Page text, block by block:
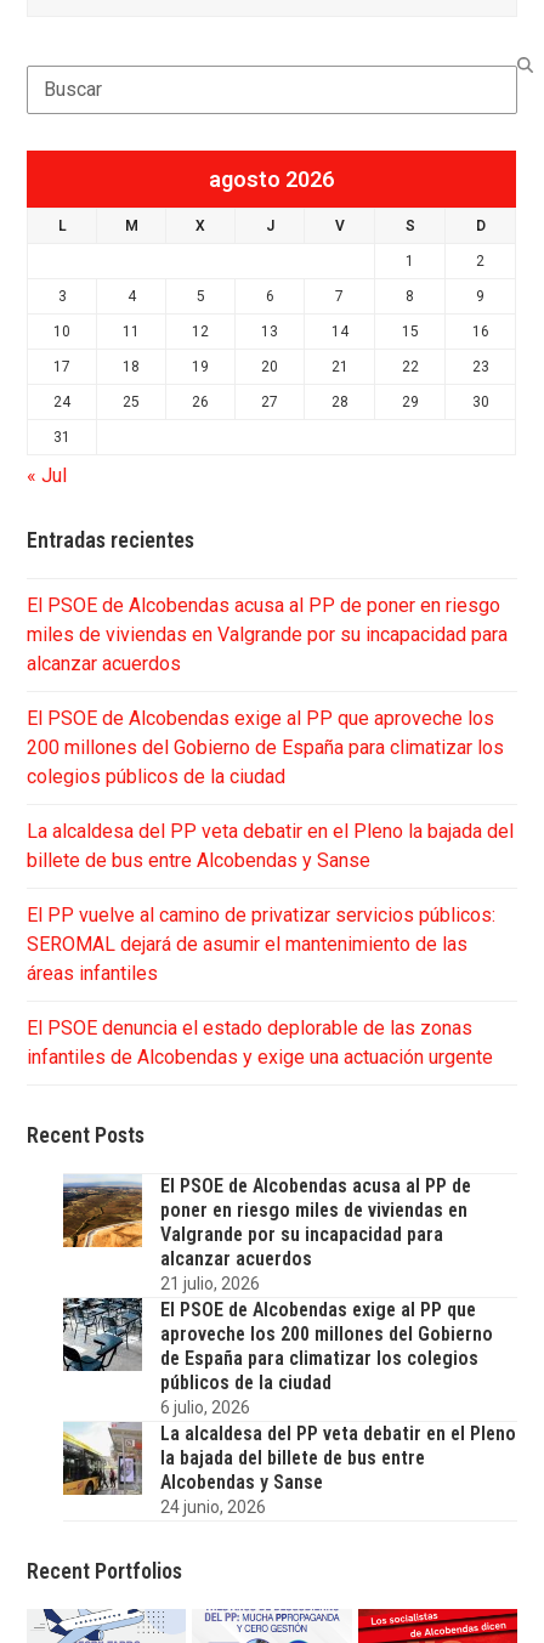
Search
agosto 2026
L M X J V S D
1 2
3 4 5 6 7 8 9
10 11 12 13 14 15 16
17 18 19 20 21 22 23
24 25 26 27 28 29 30
31
« Jul
Entradas recientes
El PSOE de Alcobendas acusa al PP de poner en riesgo
miles de viviendas en Valgrande por su incapacidad para
alcanzar acuerdos
El PSOE de Alcobendas exige al PP que aproveche los
200 millones del Gobierno de España para climatizar los
colegios públicos de la ciudad
La alcaldesa del PP veta debatir en el Pleno la bajada del
billete de bus entre Alcobendas y Sanse
El PP vuelve al camino de privatizar servicios públicos:
SEROMAL dejará de asumir el mantenimiento de las
áreas infantiles
El PSOE denuncia el estado deplorable de las zonas
infantiles de Alcobendas y exige una actuación urgente
Recent Posts
El PSOE de Alcobendas acusa al PP de
poner en riesgo miles de viviendas en
Valgrande por su incapacidad para
alcanzar acuerdos
21 julio, 2026
El PSOE de Alcobendas exige al PP que
aproveche los 200 millones del Gobierno
de España para climatizar los colegios
públicos de la ciudad
6 julio, 2026
La alcaldesa del PP veta debatir en el Pleno
la bajada del billete de bus entre
Alcobendas y Sanse
24 junio, 2026
Recent Portfolios